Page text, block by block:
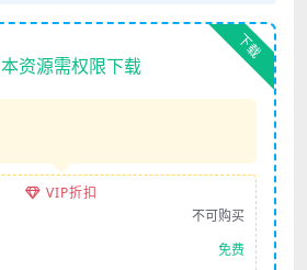
下载
本资源需权限下载
VIP折扣
不可购买
免费